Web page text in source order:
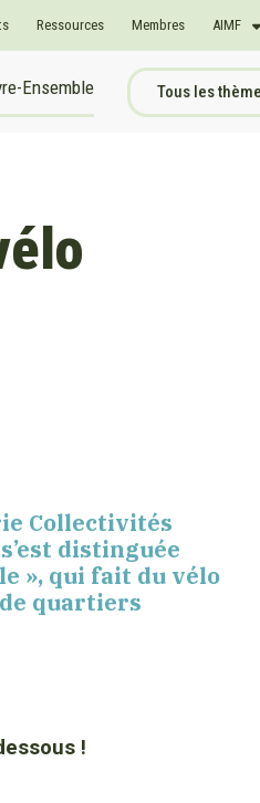
Ressources Membres AIMF
Ensemble Tous les
Collectivités
distinguée
», qui fait du vélo
quartiers
!